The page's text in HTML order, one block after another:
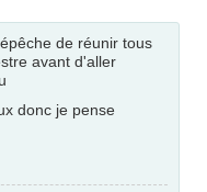
de réunir tous
avant d'aller
donc je pense